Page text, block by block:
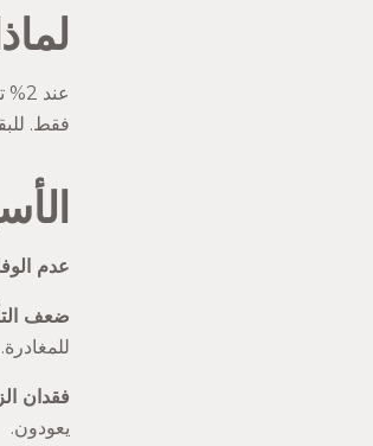
عند 2% تسرب شهري: تحتفظ بـ
فقط. للبقاء مستقراً:
عدم
ضعف
للمغادرة.
فقدان
يعودون.